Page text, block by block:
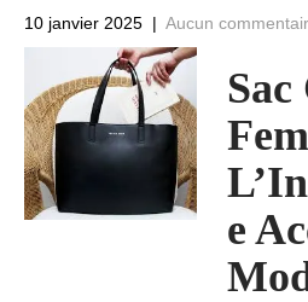
10 janvier 2025 | Aucun
e